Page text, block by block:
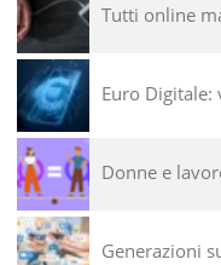
Tutti online
Euro Digitale:
Donne e
Generazioni